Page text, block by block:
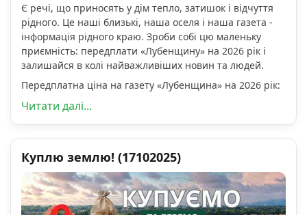
Є речі, що приносять у дім тепло, затишок і відчуття
рідного. Це наші близькі, наша оселя і наша газета -
інформація рідного краю. Зроби собі цю маленьку
приємність: передплати «Лубенщину» на 2026 рік і
залишайся в колі найважливіших новин та людей.
Передплатна ціна на газету «Лубенщина» на 2026 рік:
Читати далі...
Куплю землю! (17102025)